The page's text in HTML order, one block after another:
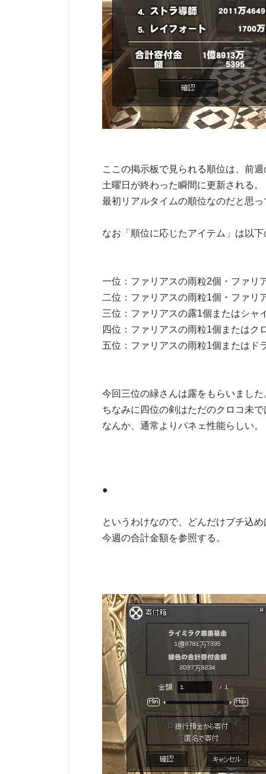
ここの掲示板で見られる順位は、前
土曜日が終わった瞬間に更新される。
最初リアルタイムの順位なのだと思っ
なお「順位に応じたアイテム」は以
一位：ファリアスの雨粒2個・ファリ
二位：ファリアスの雨粒1個・ファリ
三位：ファリアスの露1個またはシャ
四位：ファリアスの雨粒1個またはク
五位：ファリアスの雨粒1個またはド
今回三位の緑さんは露をもらいました
ちなみに四位の剣はただのクロコ未
なんか、通常よりパネェ性能らしい。
●
というわけなので、どんだけブチ込
今週の合計金額を参照する。